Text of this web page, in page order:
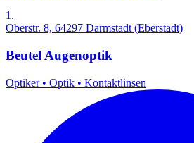
1.
Oberstr. 8, 64297 Darmstadt (Eberstadt)
Beutel Augenoptik
Optiker • Optik • Kontaktlinsen